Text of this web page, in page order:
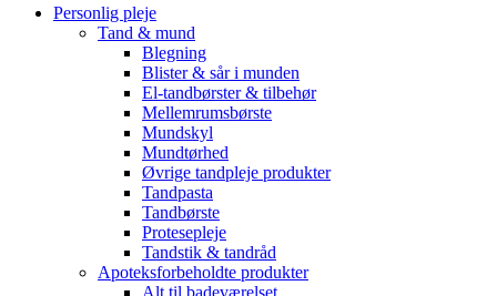
Personlig pleje
Tand & mund
Blegning
Blister & sår i munden
El-tandbørster & tilbehør
Mellemrumsbørste
Mundskyl
Mundtørhed
Øvrige tandpleje produkter
Tandpasta
Tandbørste
Protesepleje
Tandstik & tandråd
Apoteksforbeholdte produkter